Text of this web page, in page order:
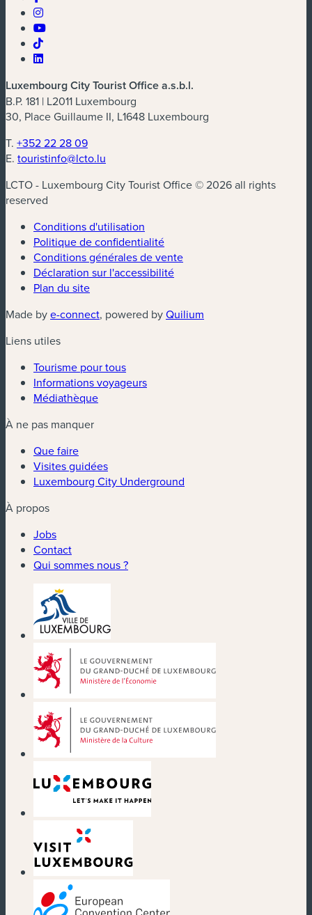
Luxembourg City Tourist Office a.s.b.l.
B.P. 181 | L2011 Luxembourg
30, Place Guillaume II, L1648 Luxembourg
T. +352 22 28 09
E. touristinfo@lcto.lu
LCTO - Luxembourg City Tourist Office © 2026 all rights
reserved
Conditions d'utilisation
Politique de confidentialité
Conditions générales de vente
Déclaration sur l'accessibilité
Plan du site
Made bye-connect(nouvelle fenêtre)
, powered byQuilium
Liens utiles
Tourisme pour tous
Informations voyageurs
Médiathèque
À ne pas manquer
Que faire
Visites guidées
Luxembourg City Underground
À propos
Jobs
Contact
Qui sommes nous ?